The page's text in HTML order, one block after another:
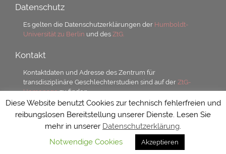
Datenschutz
Es gelten die Datenschutzerklärungen der Humboldt-
Universität zu Berlin und desZtG.
Kontakt
Kontaktdaten und Adresse des Zentrum für
transdisziplinäre Geschlechterstudien sind auf derZtG-
Homepagezu finden.
Diese Website benutzt Cookies zur technisch fehlerfreien und
reibungslosen Bereitstellung unserer Dienste. Lesen Sie
mehr in unserer Datenschutzerklärung.
Notwendige Cookies
Akzeptieren